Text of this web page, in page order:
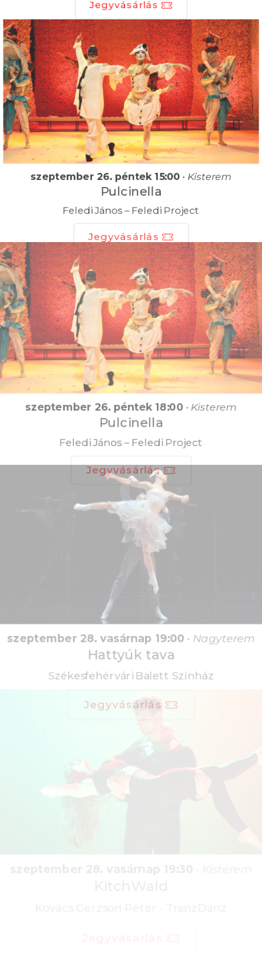
Jegyvásárlás
szeptember 26. péntek 15:00• Kisterem
Pulcinella
Feledi János – Feledi Project
Jegyvásárlás
szeptember 26. péntek 18:00• Kisterem
Pulcinella
Feledi János – Feledi Project
Jegyvásárlás
szeptember 28. vasárnap 19:00• Nagyterem
Hattyúk tava